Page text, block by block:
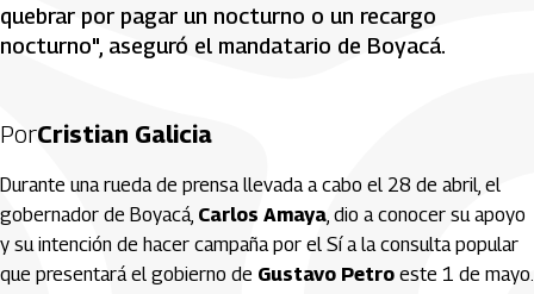
quebrar por pagar un nocturno o un recargo
nocturno", aseguró el mandatario de Boyacá.
PorCristian Galicia
Durante una rueda de prensa llevada a cabo el 28 de abril, el
gobernador de Boyacá, Carlos Amaya, dio a conocer su apoyo
y su intención de hacer campaña por el Sí a la consulta popular
que presentará el gobierno de Gustavo Petro este 1 de mayo.